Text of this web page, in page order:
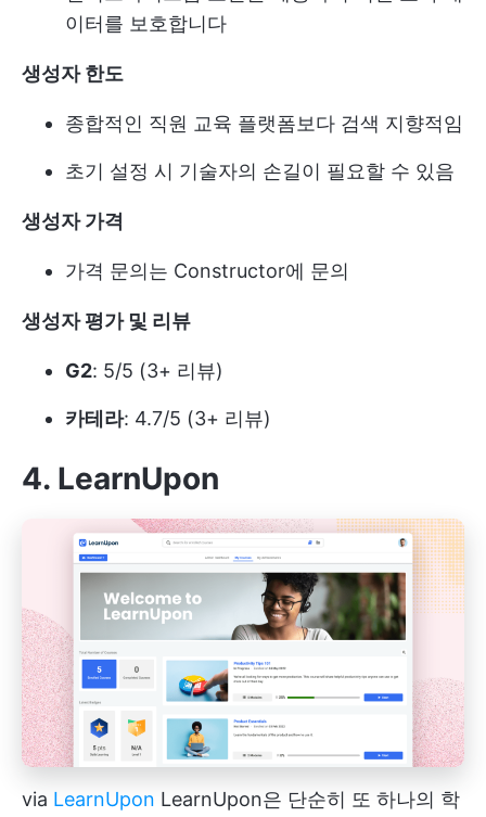
이터를 보호합니다
생성자 한도
종합적인 직원 교육 플랫폼보다 검색 지향적임
초기 설정 시 기술자의 손길이 필요할 수 있음
생성자 가격
가격 문의는 Constructor에 문의
생성자 평가 및 리뷰
G2: 5/5 (3+ 리뷰)
카테라: 4.7/5 (3+ 리뷰)
4. LearnUpon
via LearnUpon LearnUpon은 단순히 또 하나의 학